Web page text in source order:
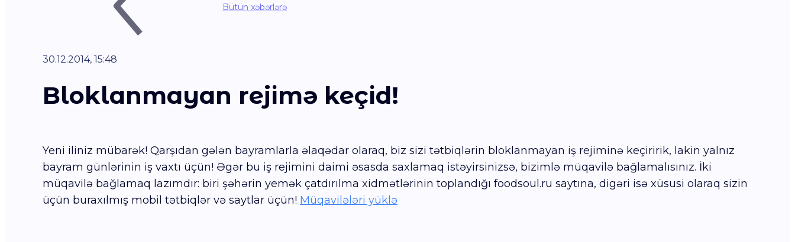
Bütün xəbərlərə
30.12.2014, 15:48
Bloklanmayan rejimə keçid!
Yeni iliniz mübarək! Qarşıdan gələn bayramlarla əlaqədar olaraq, biz sizi tətbiqlərin bloklanmayan iş rejiminə keçiririk, lakin yalnız
bayram günlərinin iş vaxtı üçün! Əgər bu iş rejimini daimi əsasda saxlamaq istəyirsinizsə, bizimlə müqavilə bağlamalısınız. İki
müqavilə bağlamaq lazımdır: biri şəhərin yemək çatdırılma xidmətlərinin toplandığı foodsoul.ru saytına, digəri isə xüsusi olaraq sizin
üçün buraxılmış mobil tətbiqlər və saytlar üçün! Müqavilələri yüklə